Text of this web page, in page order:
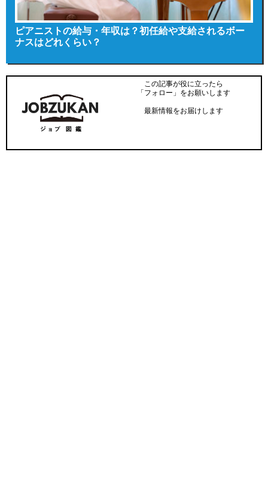
ピアニストの給与・年収は？初任給や支給されるボー
ナスはどれくらい？
この記事が役に立ったら
「フォロー」をお願いします
最新情報をお届けします